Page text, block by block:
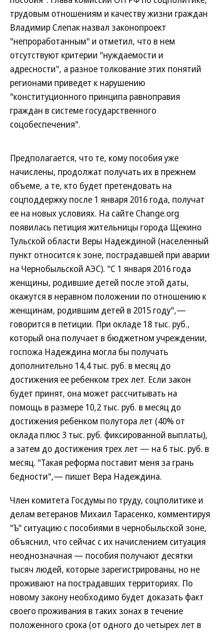
трудовым отношениям и качеству жизни граждан
Владимир Слепак назвал законопроект
"непроработанным" и отметил, что в нем
отсутствуют критерии "нуждаемости и
адресности", а разное толкование этих понятий
регионами приведет к нарушению
"конституционного принципа равноправия
граждан в системе государственного
соцобеспечения".
Предполагается, что те, кому пособия уже
начислены, продолжат получать их в прежнем
объеме, а те, кто будет претендовать на
соцподдержку после 1 января 2016 года, получат
ее на новых условиях. На сайте Change.org
появилась петиция жительницы города Щекино
Тульской области Веры Надеждиной (населенный
пункт относится к зоне, пострадавшей при аварии
на Чернобыльской АЭС). "С 1 января 2016 года
женщины, родившие детей после этой даты,
окажутся в неравном положении по отношению к
женщинам, родившим детей в 2015 году",—
говорится в петиции. При окладе 18 тыс. руб.,
который она получает в бюджетном учреждении,
госпожа Надеждина могла бы получать
дополнительно 14,4 тыс. руб. в месяц до
достижения ее ребенком трех лет. Если закон
будет принят, она может рассчитывать на
помощь в размере 10,2 тыс. руб. в месяц до
достижения ребенком полутора лет (40% от
оклада плюс 3 тыс. руб. фиксированной выплаты),
а затем до достижения трех лет — на 6 тыс. руб. в
месяц. "Такая реформа поставит меня за грань
бедности",— пишет Вера Надеждина.
Член комитета Госдумы по труду, соцполитике и
делам ветеранов Михаил Тарасенко, комментируя
"Ъ" ситуацию с пособиями в чернобыльской зоне,
объяснил, что сейчас с их начислением ситуация
неоднозначная — пособия получают десятки
тысяч людей, которые зарегистрированы, но не
проживают на пострадавших территориях. По
новому закону необходимо будет доказать факт
своего проживания в таких зонах в течение
положенного срока (от одного до четырех лет в